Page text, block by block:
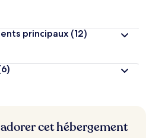
principaux (12)
cet hébergement